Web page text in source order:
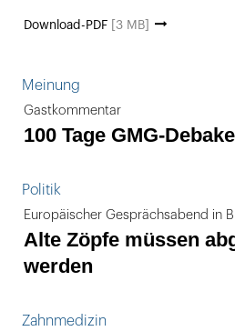
Download-PDF [3 MB]
Meinung
Gastkommentar
100 Tage GMG-
Politik
Europäischer Gesprächsabend in
Alte Zöpfe müssen
werden
Zahnmedizin